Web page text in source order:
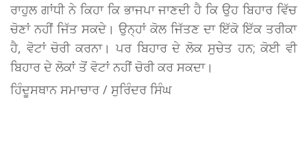
ਰਾਹੁਲ ਗਾਂਧੀ ਨੇ ਕਿਹਾ ਕਿ ਭਾਜਪਾ ਜਾਣਦੀ ਹੈ ਕਿ ਉਹ ਬਿਹਾਰ ਵਿੱਚ
ਚੋਣਾਂ ਨਹੀਂ ਜਿੱਤ ਸਕਦੇ। ਉਨ੍ਹਾਂ ਕੋਲ ਜਿੱਤਣ ਦਾ ਇੱਕੋ ਇੱਕ ਤਰੀਕਾ
ਹੈ, ਵੋਟਾਂ ਚੋਰੀ ਕਰਨਾ। ਪਰ ਬਿਹਾਰ ਦੇ ਲੋਕ ਸੁਚੇਤ ਹਨ; ਕੋਈ ਵੀ
ਬਿਹਾਰ ਦੇ ਲੋਕਾਂ ਤੋਂ ਵੋਟਾਂ ਨਹੀਂ ਚੋਰੀ ਕਰ ਸਕਦਾ।
ਹਿੰਦੂਸਥਾਨ ਸਮਾਚਾਰ / ਸੁਰਿੰਦਰ ਸਿੰਘ